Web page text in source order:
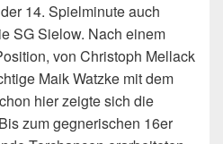
14. Spielminute auch
SG Sielow. Nach einem
von Christoph Mellack
Maik Watzke mit dem
hier zeigte sich die
zum gegnerischen 16er